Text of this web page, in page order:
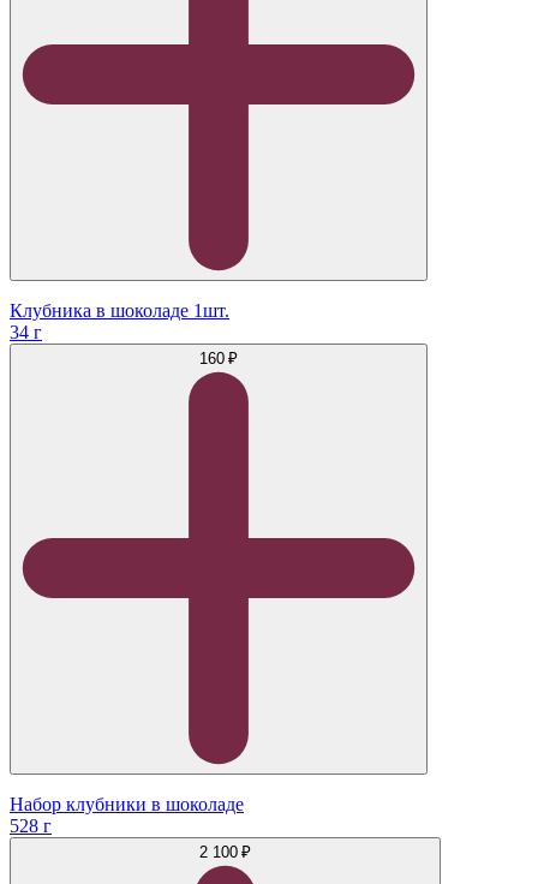
Клубника в шоколаде 1шт.
34 г
160 ₽
Набор клубники в шоколаде
528 г
2 100 ₽